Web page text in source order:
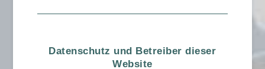
Datenschutz und Betreiber dieser
Website